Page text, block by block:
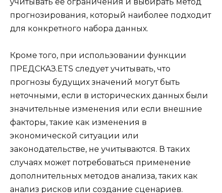
прогнозирования, который наиболее подходит
для конкретного набора данных.
Кроме того, при использовании функции
ПРЕДСКАЗ.ETS следует учитывать, что
прогнозы будущих значений могут быть
неточными, если в исторических данных были
значительные изменения или если внешние
факторы, такие как изменения в
экономической ситуации или
законодательстве, не учитываются. В таких
случаях может потребоваться применение
дополнительных методов анализа, таких как
анализ рисков или создание сценариев.